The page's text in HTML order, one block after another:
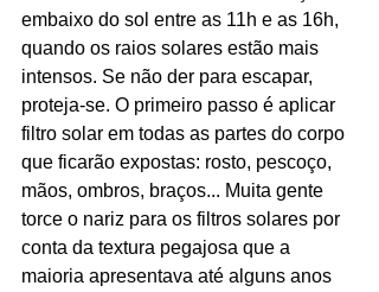
embaixo do sol entre as 11h e as 16h,
quando os raios solares estão mais
intensos. Se não der para escapar,
proteja-se. O primeiro passo é aplicar
filtro solar em todas as partes do corpo
que ficarão expostas: rosto, pescoço,
mãos, ombros, braços... Muita gente
torce o nariz para os filtros solares por
conta da textura pegajosa que a
maioria apresentava até alguns anos